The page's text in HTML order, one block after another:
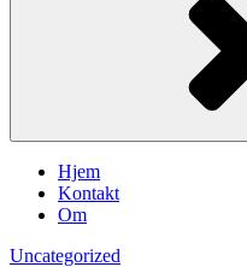
Hjem
Kontakt
Om
Uncategorized